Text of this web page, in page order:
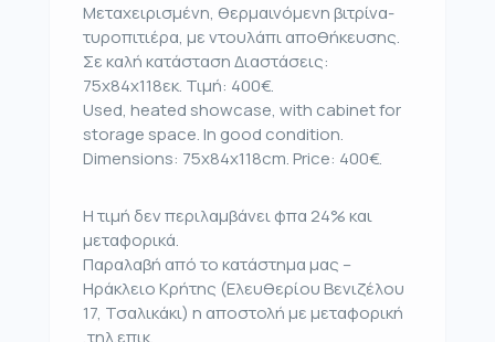
Μεταχειρισμένη, θερμαινόμενη βιτρίνα-
τυροπιτιέρα, με ντουλάπι αποθήκευσης.
Σε καλή κατάσταση Διαστάσεις:
75x84x118εκ. Τιμή: 400€.
Used, heated showcase, with cabinet for
storage space. In good condition.
Dimensions: 75x84x118cm. Price: 400€.
Η τιμή δεν περιλαμβάνει φπα 24% και
μεταφορικά.
Παραλαβή από το κατάστημα μας –
Ηράκλειο Κρήτης (Ελευθερίου Βενιζέλου
17, Τσαλικάκι) η αποστολή με μεταφορική
,τηλ.επικ.